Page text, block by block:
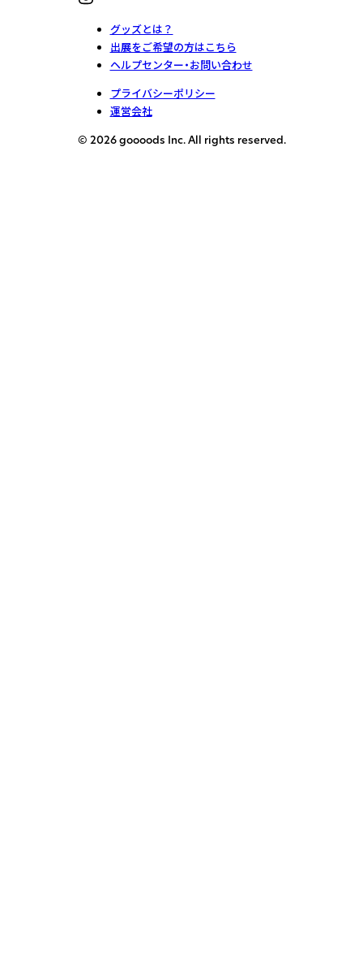
グッズとは？
出展をご希望の方はこちら
ヘルプセンター・お問い合わせ
プライバシーポリシー
運営会社
© 2026 goooods Inc. All rights reserved.